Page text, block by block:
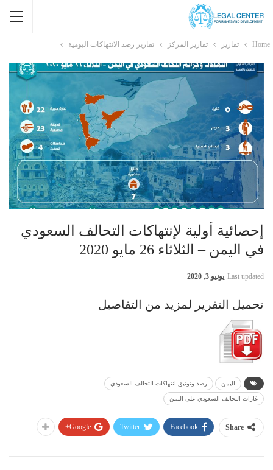
Home تقارير تقارير المركز تقارير رصد الانتهاكات اليومية
إحصائية أولية لإنتهاكات التحالف السعودي
في اليمن – الثلاثاء 26 مايو 2020
Last updated يونيو 3, 2020
تحميل التقرير لمزيد من التفاصيل
اليمن رصد وتوثيق انتهاكات التحالف السعودي
غارات التحالف السعودي على اليمن
Share
Facebook
Twitter
Google+